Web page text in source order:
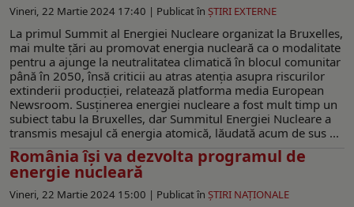
Vineri, 22 Martie 2024 17:40 | Publicat în ŞTIRI EXTERNE
La primul Summit al Energiei Nucleare organizat la Bruxelles,
mai multe ţări au promovat energia nucleară ca o modalitate
pentru a ajunge la neutralitatea climatică în blocul comunitar
până în 2050, însă criticii au atras atenţia asupra riscurilor
extinderii producţiei, relatează platforma media European
Newsroom. Susţinerea energiei nucleare a fost mult timp un
subiect tabu la Bruxelles, dar Summitul Energiei Nucleare a
transmis mesajul că energia atomică, lăudată acum de sus ...
România își va dezvolta programul de
energie nucleară
Vineri, 22 Martie 2024 15:00 | Publicat în ŞTIRI NAŢIONALE